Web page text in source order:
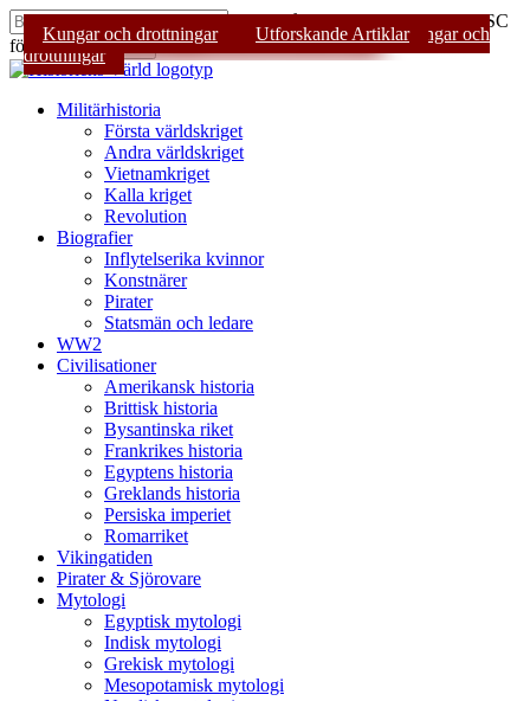
Skip
to
main
content
Tryck på Enter för att söka eller ESC
för att stänga
Sök
Stäng
Menu
Militärhistoria
Första världskriget
Andra världskriget
Vietnamkriget
Kalla kriget
Revolution
Biografier
Inflytelserika kvinnor
Konstnärer
Pirater
Statsmän och ledare
WW2
Civilisationer
Amerikansk historia
Brittisk historia
Bysantinska riket
Frankrikes historia
Egyptens historia
Greklands historia
Persiska imperiet
Romarriket
Vikingatiden
Pirater & Sjörovare
Mytologi
Egyptisk mytologi
Indisk mytologi
Grekisk mytologi
Mesopotamisk mytologi
Sveriges historia Inflytelserika kvinnor
Kungar och
drottningar
Kultur
Kungar och drottningar Utforskande Artiklar